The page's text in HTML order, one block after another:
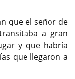
que el señor de
a gran
y que habría
que llegaron a